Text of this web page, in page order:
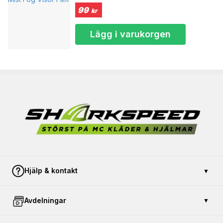
99 kr
Lägg i varukorgen
Hjälp & kontakt ▼
Kontakta oss
Avdelningar ▼